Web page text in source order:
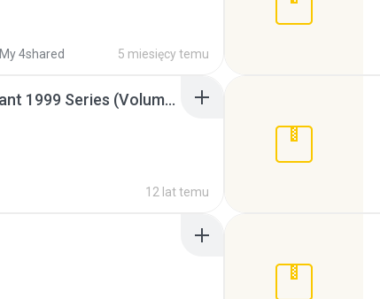
My 4shared 5 miesięcy temu
Junior Miss Pageant 1999 Series (Volume I Part I NC 6).7z
12 lat temu